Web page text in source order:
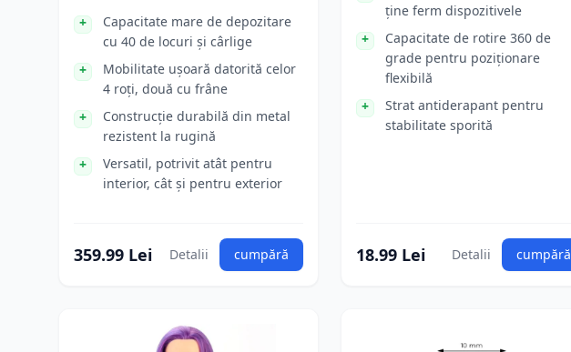
Capacitate mare de depozitare
cu 40 de locuri și cârlige
Mobilitate ușoară datorită celor
4 roți, două cu frâne
Construcție durabilă din metal
rezistent la rugină
Versatil, potrivit atât pentru
interior, cât și pentru exterior
359.99 Lei Detalii cumpără
ține ferm dispozitivele
Capacitate de rotire 360 de
grade pentru poziționare
flexibilă
Strat antiderapant pentru
stabilitate sporită
18.99 Lei Detalii cumpără